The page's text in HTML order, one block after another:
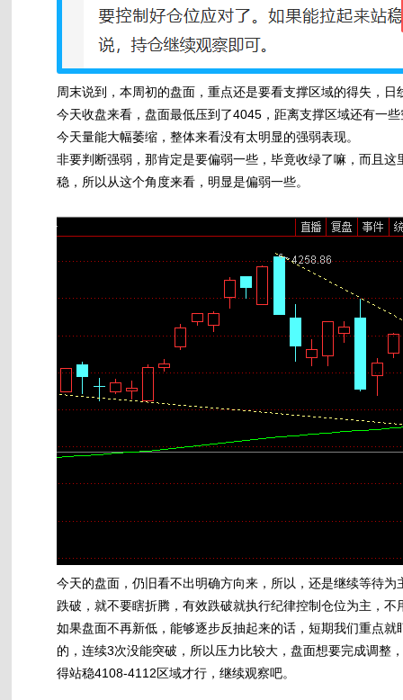
周末说到，本周初的盘面，重点还是要看支撑区域的得失，
今天收盘来看，盘面最低压到了4045，距离支撑区域还有一
今天量能大幅萎缩，整体来看没有太明显的强弱表现。
非要判断强弱，那肯定是要偏弱一些，毕竟收绿了嘛，而且
稳，所以从这个角度来看，明显是偏弱一些。
今天的盘面，仍旧看不出明确方向来，所以，还是继续等待
跌破，就不要瞎折腾，有效跌破就执行纪律控制仓位为主，不
如果盘面不再新低，能够逐步反抽起来的话，短期我们重点
的，连续3次没能突破，所以压力比较大，盘面想要完成调整
得站稳4108-4112区域才行，继续观察吧。